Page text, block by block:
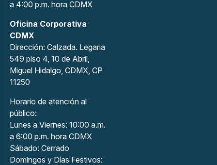
a 4:00 p.m. hora CDMX
Oficina Corporativa
CDMX
Dirección: Calzada. Legaria
549 piso 4, 10 de Abril,
Miguel Hidalgo, CDMX, CP
11250
Horario de atención al
público:
Lunes a Viernes: 10:00 a.m.
a 6:00 p.m. hora CDMX
Sábado: Cerrado
Domingos y Días Festivos: